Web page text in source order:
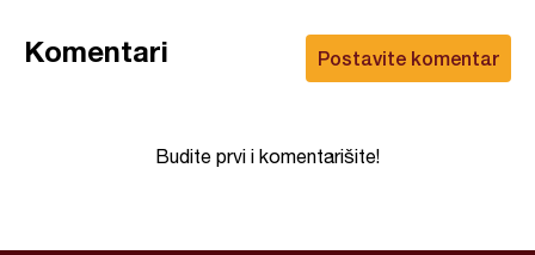
Postavite komentar
Komentari
Budite prvi i komentarišite!